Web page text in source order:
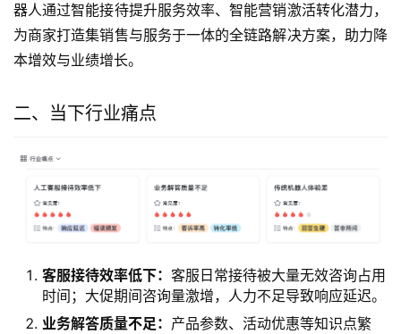
器人通过智能接待提升服务效率、智能营销激活转化潜力，
为商家打造集销售与服务于一体的全链路解决方案，助力降
本增效与业绩增长。
二、当下行业痛点
客服接待效率低下： 客服日常接待被大量无效咨询占用
时间；大促期间咨询量激增，人力不足导致响应延迟。
业务解答质量不足： 产品参数、活动优惠等知识点繁